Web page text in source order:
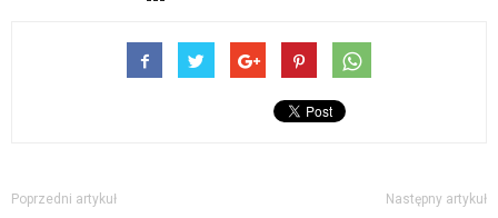
Poprzedni artykuł Następny artykuł